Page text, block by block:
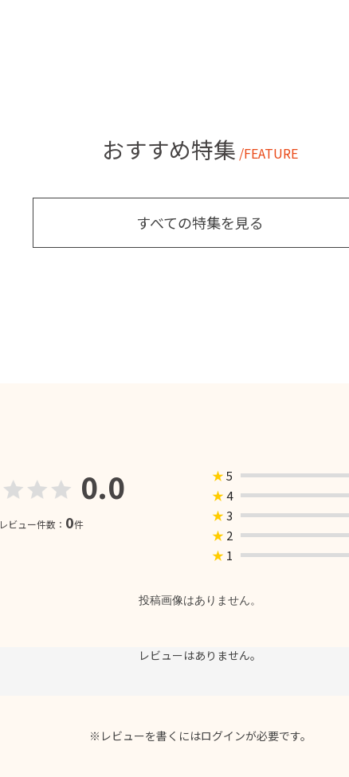
おすすめ特集 /FEATURE
すべての特集を見る
0.0
レビュー件数： 0件
★5
★4
★3
★ 2
★ 1
投稿画像はありません。
レビューはありません。
※レビューを書くにはログインが必要です。